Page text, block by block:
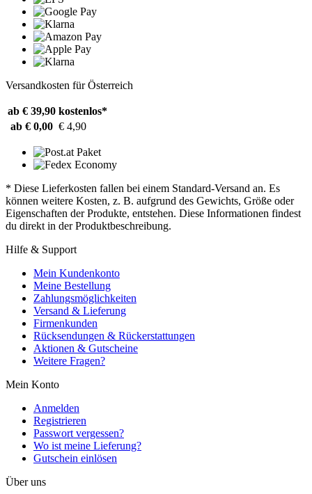
Versandkosten für Österreich
ab € 39,90 kostenlos*
ab € 0,00 € 4,90
* Diese Lieferkosten fallen bei einem Standard-Versand an. Es
können weitere Kosten, z. B. aufgrund des Gewichts, Größe oder
Eigenschaften der Produkte, entstehen. Diese Informationen findest
du direkt in der Produktbeschreibung.
Hilfe & Support
Mein Kundenkonto
Meine Bestellung
Zahlungsmöglichkeiten
Versand & Lieferung
Firmenkunden
Rücksendungen & Rückerstattungen
Aktionen & Gutscheine
Weitere Fragen?
Mein Konto
Anmelden
Registrieren
Passwort vergessen?
Wo ist meine Lieferung?
Gutschein einlösen
Über uns